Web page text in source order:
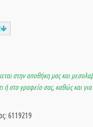
στην αποθήκη μας και
ή στο γραφείο σας, καθώς και
6119219